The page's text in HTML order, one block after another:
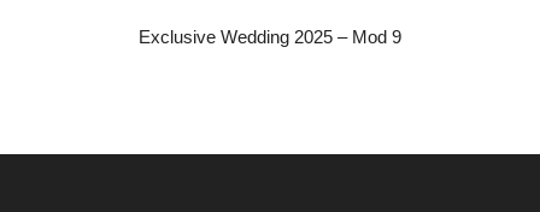
Exclusive Wedding 2025 – Mod 9